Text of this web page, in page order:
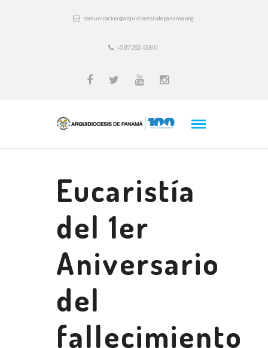
comunicacion@arquidiocesisdepanama.org
+507 282-6500
Eucaristía
del 1er
Aniversario
del
fallecimiento